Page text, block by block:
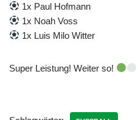
1x Paul Hofmann
1x Noah Voss
1x Luis Milo Witter
Super Leistung! Weiter so!